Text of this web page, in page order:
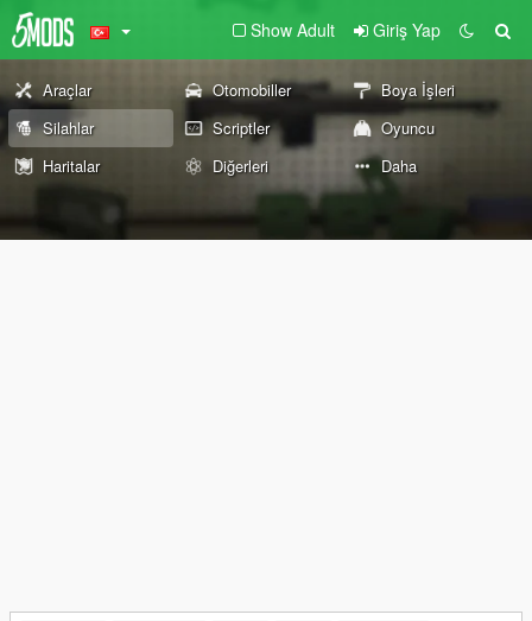
Show Adult Giriş Yap
Araçlar Otomobiller
Boya İşleri
Silahlar
Scriptler
Oyuncu
Haritalar
Diğerleri Daha